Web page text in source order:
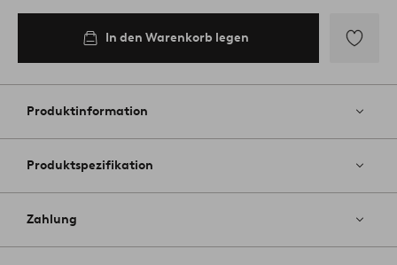
In den Warenkorb legen
Favoriten
Produktinformation
Produktspezifikation
Zahlung